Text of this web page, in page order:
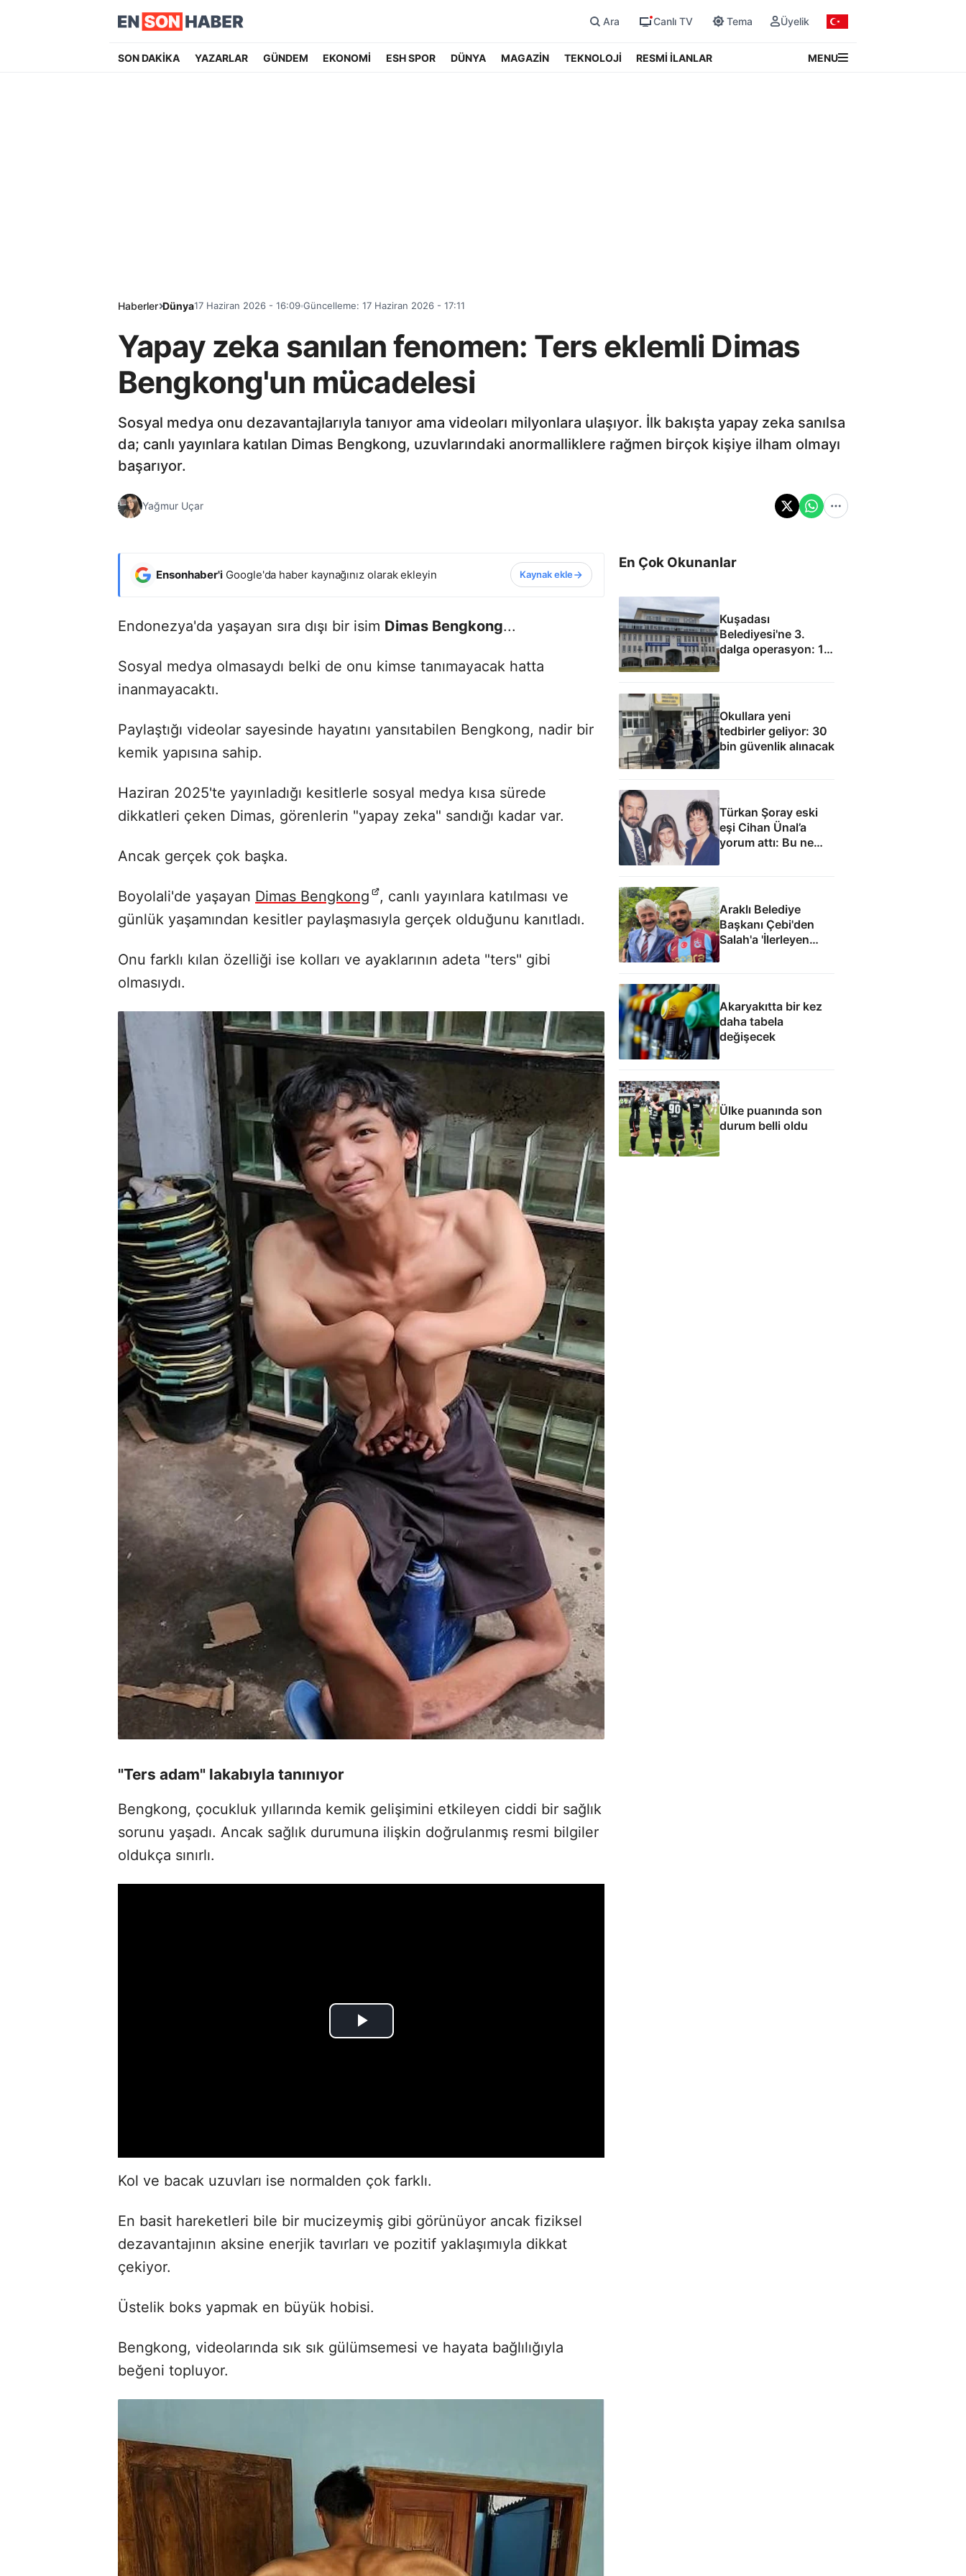
Ara Canlı TV Tema Üyelik
SON DAKİKA YAZARLAR GÜNDEM EKONOMİ ESH SPOR DÜNYA MAGAZİN TEKNOLOJİ RESMİ İLANLAR MENU
Haberler Dünya17 Haziran 2026 - 16:09 Güncelleme: 17 Haziran 2026 - 17:11
Yapay zeka sanılan fenomen: Ters eklemli Dimas
Bengkong'un mücadelesi
Sosyal medya onu dezavantajlarıyla tanıyor ama videoları milyonlara ulaşıyor. İlk bakışta yapay zeka sanılsa
da; canlı yayınlara katılan Dimas Bengkong, uzuvlarındaki anormalliklere rağmen birçok kişiye ilham olmayı
başarıyor.
Yağmur Uçar
Ensonhaber'i Google'da haber kaynağınız olarak ekleyin Kaynak ekle
Endonezya'da yaşayan sıra dışı bir isim Dimas Bengkong...
Sosyal medya olmasaydı belki de onu kimse tanımayacak hatta
inanmayacaktı.
Paylaştığı videolar sayesinde hayatını yansıtabilen Bengkong, nadir bir
kemik yapısına sahip.
Haziran 2025'te yayınladığı kesitlerle sosyal medya kısa sürede
dikkatleri çeken Dimas, görenlerin "yapay zeka" sandığı kadar var.
Ancak gerçek çok başka.
Boyolali'de yaşayan Dimas Bengkong
, canlı yayınlara katılması ve
günlük yaşamından kesitler paylaşmasıyla gerçek olduğunu kanıtladı.
Onu farklı kılan özelliği ise kolları ve ayaklarının adeta "ters" gibi
olmasıydı.
"Ters adam" lakabıyla tanınıyor
Bengkong, çocukluk yıllarında kemik gelişimini etkileyen ciddi bir sağlık
sorunu yaşadı. Ancak sağlık durumuna ilişkin doğrulanmış resmi bilgiler
oldukça sınırlı.
Kol ve bacak uzuvları ise normalden çok farklı.
En basit hareketleri bile bir mucizeymiş gibi görünüyor ancak fiziksel
dezavantajının aksine enerjik tavırları ve pozitif yaklaşımıyla dikkat
çekiyor.
Üstelik boks yapmak en büyük hobisi.
Bengkong, videolarında sık sık gülümsemesi ve hayata bağlılığıyla
beğeni topluyor.
En Çok Okunanlar
Kuşadası
Belediyesi'ne 3.
dalga operasyon: 15
gözaltı
Okullara yeni
tedbirler geliyor: 30
bin güvenlik alınacak
Türkan Şoray eski
eşi Cihan Ünal’a
yorum attı: Bu ne
Araklı Belediye
Başkanı Çebi'den
Salah'a 'İlerleyen
yıllarda Mısır'a
yaşa' teklifi
Akaryakıtta bir kez
daha tabela
değişecek
Ülke puanında son
durum belli oldu